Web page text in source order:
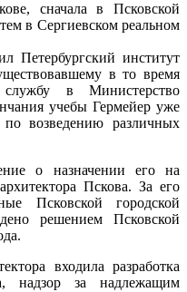
сначала в Псковской
в Сергиевском реальном
Петербургский институт
в то время
в Министерство
учебы Гермейер уже
возведению различных
о назначении его на
Пскова. За его
Псковской городской
решением Псковской
входила разработка
надзор за надлежащим